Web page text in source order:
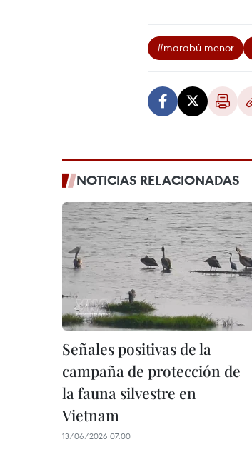
#marabú menor
NOTICIAS RELACIONADAS
Señales positivas de la
campaña de protección de
la fauna silvestre en
Vietnam
13/06/2026 07:00